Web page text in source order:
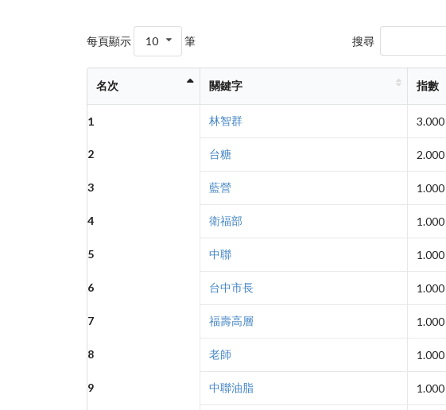
每頁顯示 10 筆 搜尋
名次 關鍵字 指數
1 林智群 3.000
2 台糖 2.000
3 藍營 1.000
4 衛福部 1.000
5 中聯 1.000
6 台中市長 1.000
7 福壽高層 1.000
8 老師 1.000
9 中聯油脂 1.000